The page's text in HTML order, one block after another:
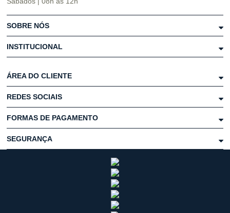
SOBRE NÓS
INSTITUCIONAL
ÁREA DO CLIENTE
REDES SOCIAIS
FORMAS DE PAGAMENTO
SEGURANÇA